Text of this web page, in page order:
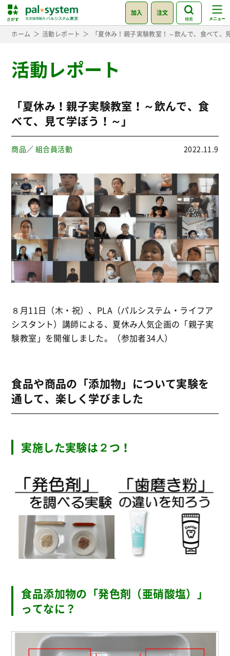
加入 注文
検索
ホーム 活動レポート 「夏休み！親子実験教室！～飲んで、食べて、
活動レポート
「夏休み！親子実験教室！～飲んで、食
べて、見て学ぼう！～」
商品／組合員活動 2022.11.9
８月11日（木・祝）、PLA（パルシステム・ライフア
シスタント）講師による、夏休み人気企画の「親子実
験教室」を開催しました。（参加者34人）
食品や商品の「添加物」について実験を
通して、楽しく学びました
実施した実験は２つ！
食品添加物の「発色剤（亜硝酸塩）」
ってなに？